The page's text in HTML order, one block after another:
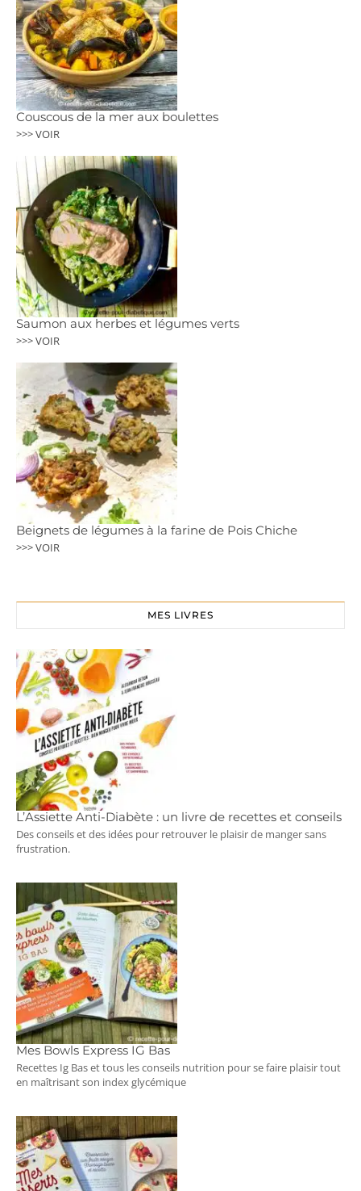
Couscous de la mer aux boulettes
>>> VOIR
Saumon aux herbes et légumes verts
>>> VOIR
Beignets de légumes à la farine de Pois Chiche
>>> VOIR
MES LIVRES
L’Assiette Anti-Diabète : un livre de recettes et conseils
Des conseils et des idées pour retrouver le plaisir de manger sans
frustration.
Mes Bowls Express IG Bas
Recettes Ig Bas et tous les conseils nutrition pour se faire plaisir tout
en maîtrisant son index glycémique